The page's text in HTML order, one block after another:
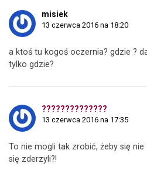
misiek
13 czerwca 2016 na 18:20
a ktoś tu kogoś oczernia? gdzie ?
tylko gdzie?
??????????????
13 czerwca 2016 na 17:35
To nie mogli tak zrobić, żeby się
się zderzyli?!